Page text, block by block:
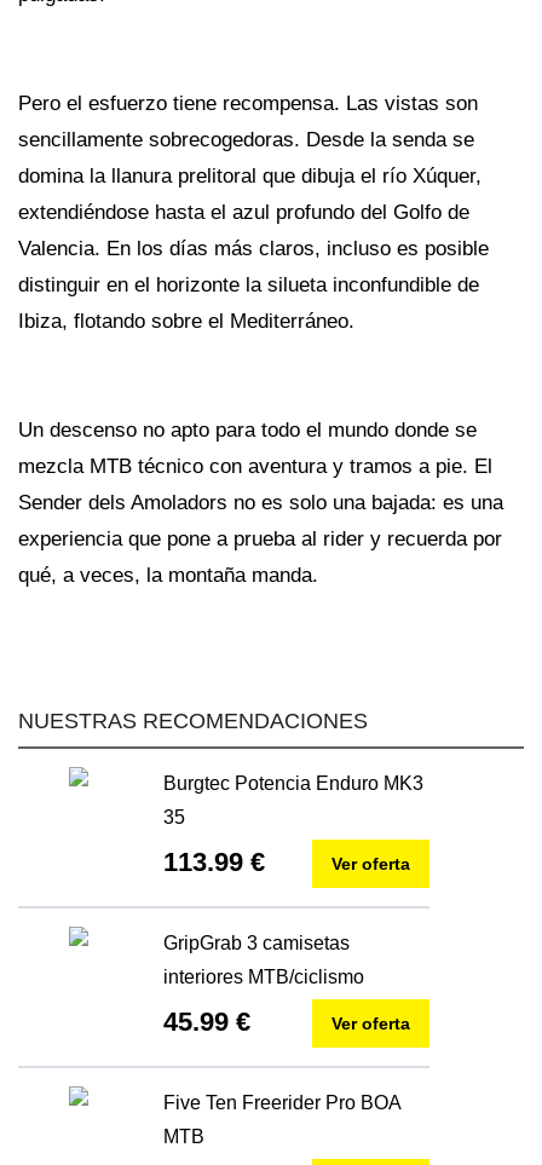
Pero el esfuerzo tiene recompensa. Las vistas son
sencillamente sobrecogedoras. Desde la senda se
domina la llanura prelitoral que dibuja el río Xúquer,
extendiéndose hasta el azul profundo del Golfo de
Valencia. En los días más claros, incluso es posible
distinguir en el horizonte la silueta inconfundible de
Ibiza, flotando sobre el Mediterráneo.
Un descenso no apto para todo el mundo donde se
mezcla MTB técnico con aventura y tramos a pie. El
Sender dels Amoladors no es solo una bajada: es una
experiencia que pone a prueba al rider y recuerda por
qué, a veces, la montaña manda.
NUESTRAS RECOMENDACIONES
Burgtec Potencia Enduro MK3
35
113.99 € Ver oferta
GripGrab 3 camisetas
interiores MTB/ciclismo
45.99 € Ver oferta
Five Ten Freerider Pro BOA
MTB